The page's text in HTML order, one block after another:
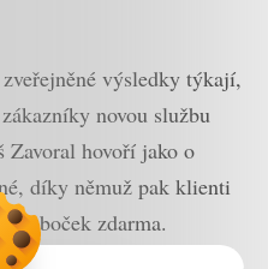
výsledky týkají,
novou službu
hovoří jako o
díky němuž pak klienti
poboček zdarma.